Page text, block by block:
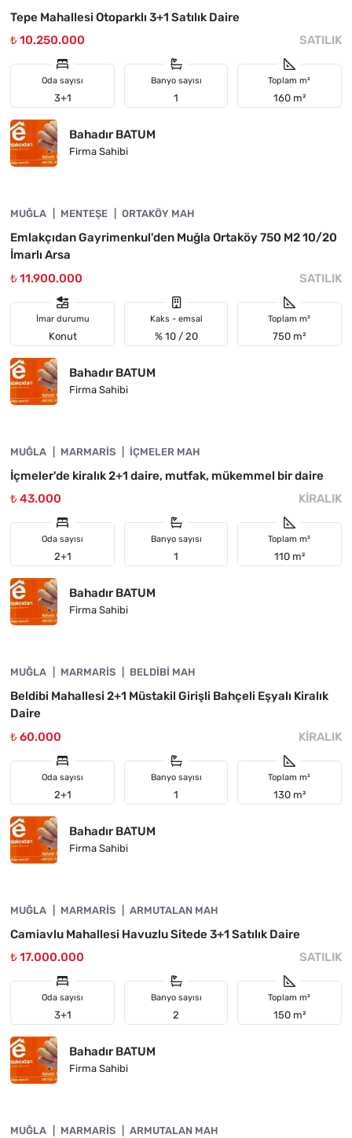
Tepe Mahallesi Otoparklı 3+1 Satılık Daire
₺ 10.250.000
SATILIK
Oda sayısı
3+1
Banyo sayısı
1
Toplam m²
160 m²
Bahadır BATUM
Firma Sahibi
YATIRIMA UYGUN
MUĞLA MENTEŞE ORTAKÖY MAH
Emlakçıdan Gayrimenkul'den Muğla Ortaköy 750 M2 10/20
İmarlı Arsa
₺ 11.900.000
SATILIK
İmar durumu
Konut
Kaks - emsal
% 10 / 20
Toplam m²
750 m²
Bahadır BATUM
Firma Sahibi
ACIL
MUĞLA MARMARIS İÇMELER MAH
İçmeler'de kiralık 2+1 daire, mutfak, mükemmel bir daire
₺ 43.000
KIRALIK
Oda sayısı
2+1
Banyo sayısı
1
Toplam m²
110 m²
Bahadır BATUM
Firma Sahibi
ÖNE ÇIKAN
MUĞLA MARMARIS BELDIBI MAH
Beldibi Mahallesi 2+1 Müstakil Girişli Bahçeli Eşyalı Kiralık
Daire
₺ 60.000
KIRALIK
Oda sayısı
2+1
Banyo sayısı
1
Toplam m²
130 m²
Bahadır BATUM
Firma Sahibi
ÖNE ÇIKAN
MUĞLA MARMARIS ARMUTALAN MAH
Camiavlu Mahallesi Havuzlu Sitede 3+1 Satılık Daire
₺ 17.000.000
SATILIK
Oda sayısı
3+1
Banyo sayısı
2
Toplam m²
150 m²
Bahadır BATUM
Firma Sahibi
ÖNE ÇIKAN
MUĞLA MARMARIS ARMUTALAN MAH